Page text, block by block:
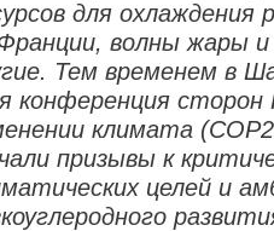
для
волны жары
Тем временем в
конференция
климата
призывы к
целей и